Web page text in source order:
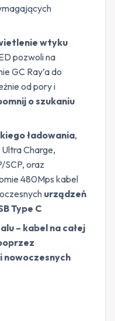
wtyku
pozwoli na
GC Ray’a do
od pory i
o szukaniu
ładowania,
Charge,
SCP, oraz
480Mps kabel
urządzeń
Type C
– kabel na całej
nowoczesnych